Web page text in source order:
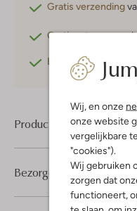
Wij, en onze
onze website
vergelijkbare
"cookies").
Wij gebruiken
zorgen dat
functioneert,
Gratis verzending
Gratis retourneren
Betaal achteraf
Product informatie
Bezorgen & retourneren